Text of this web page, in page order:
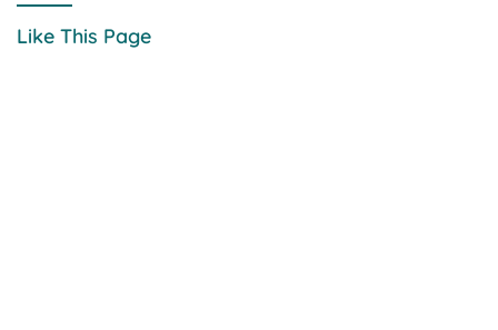
Like This Page